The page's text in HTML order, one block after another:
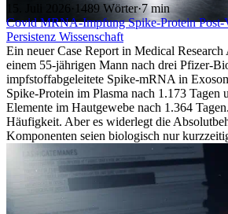
15. Juli 2026· 1489 Wörter·7 min
CovidMRNA-ImpfungSpike-Protein
Persistenz Wissenschaft
Ein neuer Case Report in Medical
einem 55-jährigen Mann nach drei Pfizer-
impfstoffabgeleitete Spike-mRNA in
Spike-Protein im Plasma nach 1.173
Elemente im Hautgewebe nach 1.364
Häufigkeit. Aber es widerlegt die
Komponenten seien biologisch nur